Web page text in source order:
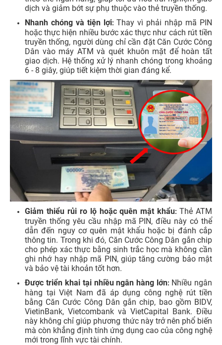
dịch và giảm bớt sự phụ thuộc vào thẻ truyền thống.
Nhanh chóng và tiện lợi: Thay vì phải nhập mã PIN
hoặc thực hiện nhiều bước xác thực như cách rút tiền
truyền thống, người dùng chỉ cần đặt Căn Cước Công
Dân vào máy ATM và quét khuôn mặt để hoàn tất
giao dịch. Hệ thống xử lý nhanh chóng trong khoảng
6 - 8 giây, giúp tiết kiệm thời gian đáng kể.
Giảm thiểu rủi ro lộ hoặc quên mật khẩu:Thẻ ATM
truyền thống yêu cầu nhập mã PIN, điều này có thể
dẫn đến nguy cơ quên mật khẩu hoặc bị đánh cắp
thông tin. Trong khi đó, Căn Cước Công Dân gắn chip
cho phép xác thực bằng sinh trắc học mà không cần
ghi nhớ hay nhập mã PIN, giúp tăng cường bảo mật
và bảo vệ tài khoản tốt hơn.
Được triển khai tại nhiều ngân hàng lớn: Nhiều ngân
hàng tại Việt Nam đã áp dụng công nghệ rút tiền
bằng Căn Cước Công Dân gắn chip, bao gồm BIDV,
VietinBank, Vietcombank và VietCapital Bank. Điều
này không chỉ giúp phương thức này trở nên phổ biến
mà còn khẳng định tính ứng dụng cao của công nghệ
mới trong lĩnh vực tài chính.